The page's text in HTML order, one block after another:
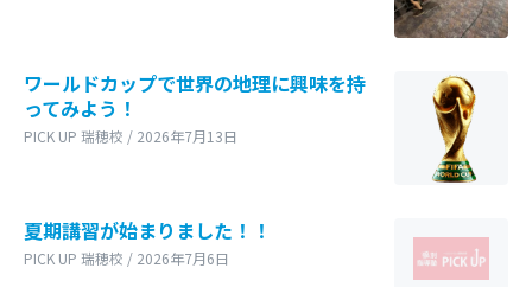
ワールドカップで世界の地理に興味を持
ってみよう！
PICK UP 瑞穂校 / 2026年7月13日
夏期講習が始まりました！！
PICK UP 瑞穂校 / 2026年7月6日